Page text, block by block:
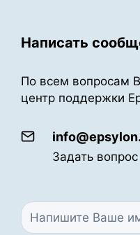
Написать
По всем вопросам
центр поддержки
Задать вопрос